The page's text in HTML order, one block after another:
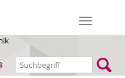
Menü